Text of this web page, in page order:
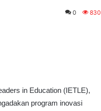
0 830
in Education (IETLE),
program inovasi